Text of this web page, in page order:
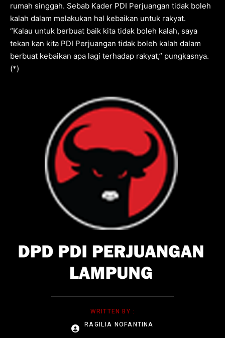
WRITTEN BY :
RAGILIA NOFANTINA
rumah singgah. Sebab Kader PDI Perjuangan tidak boleh
kalah dalam melakukan hal kebaikan untuk rakyat.
“Kalau untuk berbuat baik kita tidak boleh kalah, saya
tekan kan kita PDI Perjuangan tidak boleh kalah dalam
berbuat kebaikan apa lagi terhadap rakyat,” pungkasnya.
(*)